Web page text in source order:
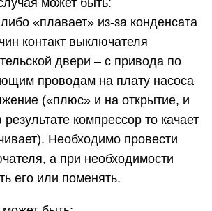
может быть:
«плавает» из-за конденсата
контакт выключателя
двери – с привода по
проводам на плату насоса
(«плюс» и на открытие, и
компрессор то качает
Необходимо провести
а при необходимости
его или поменять.